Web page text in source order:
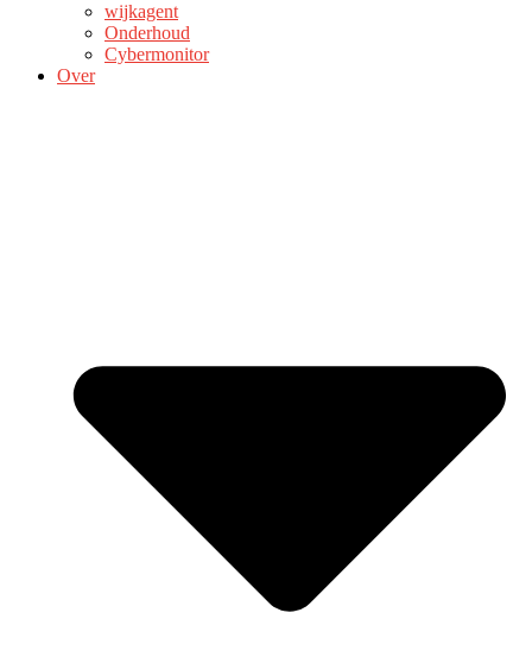
wijkagent
Onderhoud
Cybermonitor
Over